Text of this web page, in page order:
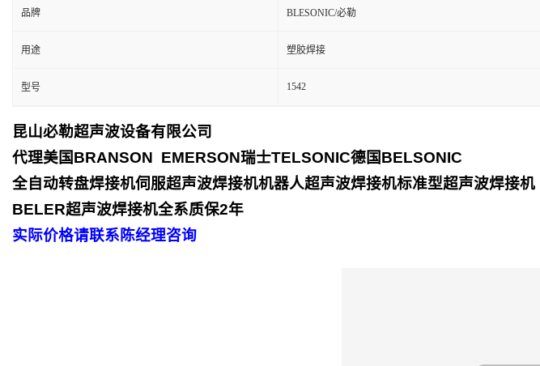
品牌 BLESONIC/必勒
用途 塑胶焊接
型号 1542
昆山必勒超声波设备有限公司
代理美国BRANSON EMERSON瑞士TELSONIC德国BELSONIC
全自动转盘焊接机伺服超声波焊接机机器人超声波焊接机标准型超声波焊接机
BELER超声波焊接机全系质保2年
实际价格请联系陈经理咨询